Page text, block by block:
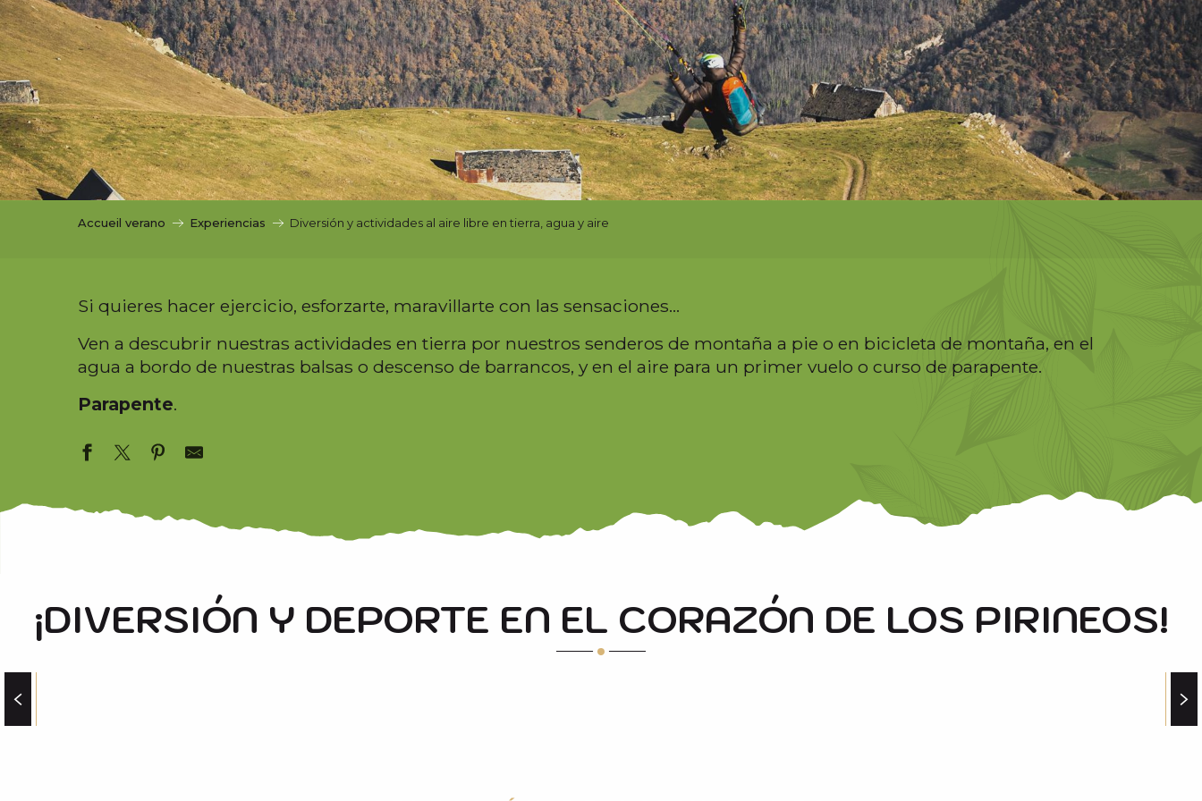
i
p
a
l
Accueil verano Experiencias Diversión y actividades al aire libre en tierra, agua y aire
Si quieres hacer ejercicio, esforzarte, maravillarte con las sensaciones…
Ven a descubrir nuestras actividades en tierra por nuestros senderos de montaña a pie o en bicicleta de montaña, en el
agua a bordo de nuestras balsas o descenso de barrancos, y en el aire para un primer vuelo o curso de parapente.
Parapente.
¡DIVERSIÓN Y DEPORTE EN EL CORAZÓN DE LOS PIRINEOS!